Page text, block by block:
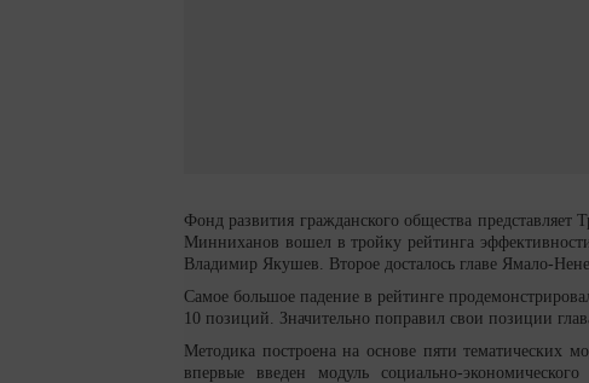
Фонд развития гражданского общества
Минниханов вошел в тройку рейтинга
Владимир Якушев. Второе досталось главе Ямало-
Самое большое падение в рейтинге
10 позиций. Значительно поправил свои позиции
Методика построена на основе пяти тематических
впервые введен модуль социально-